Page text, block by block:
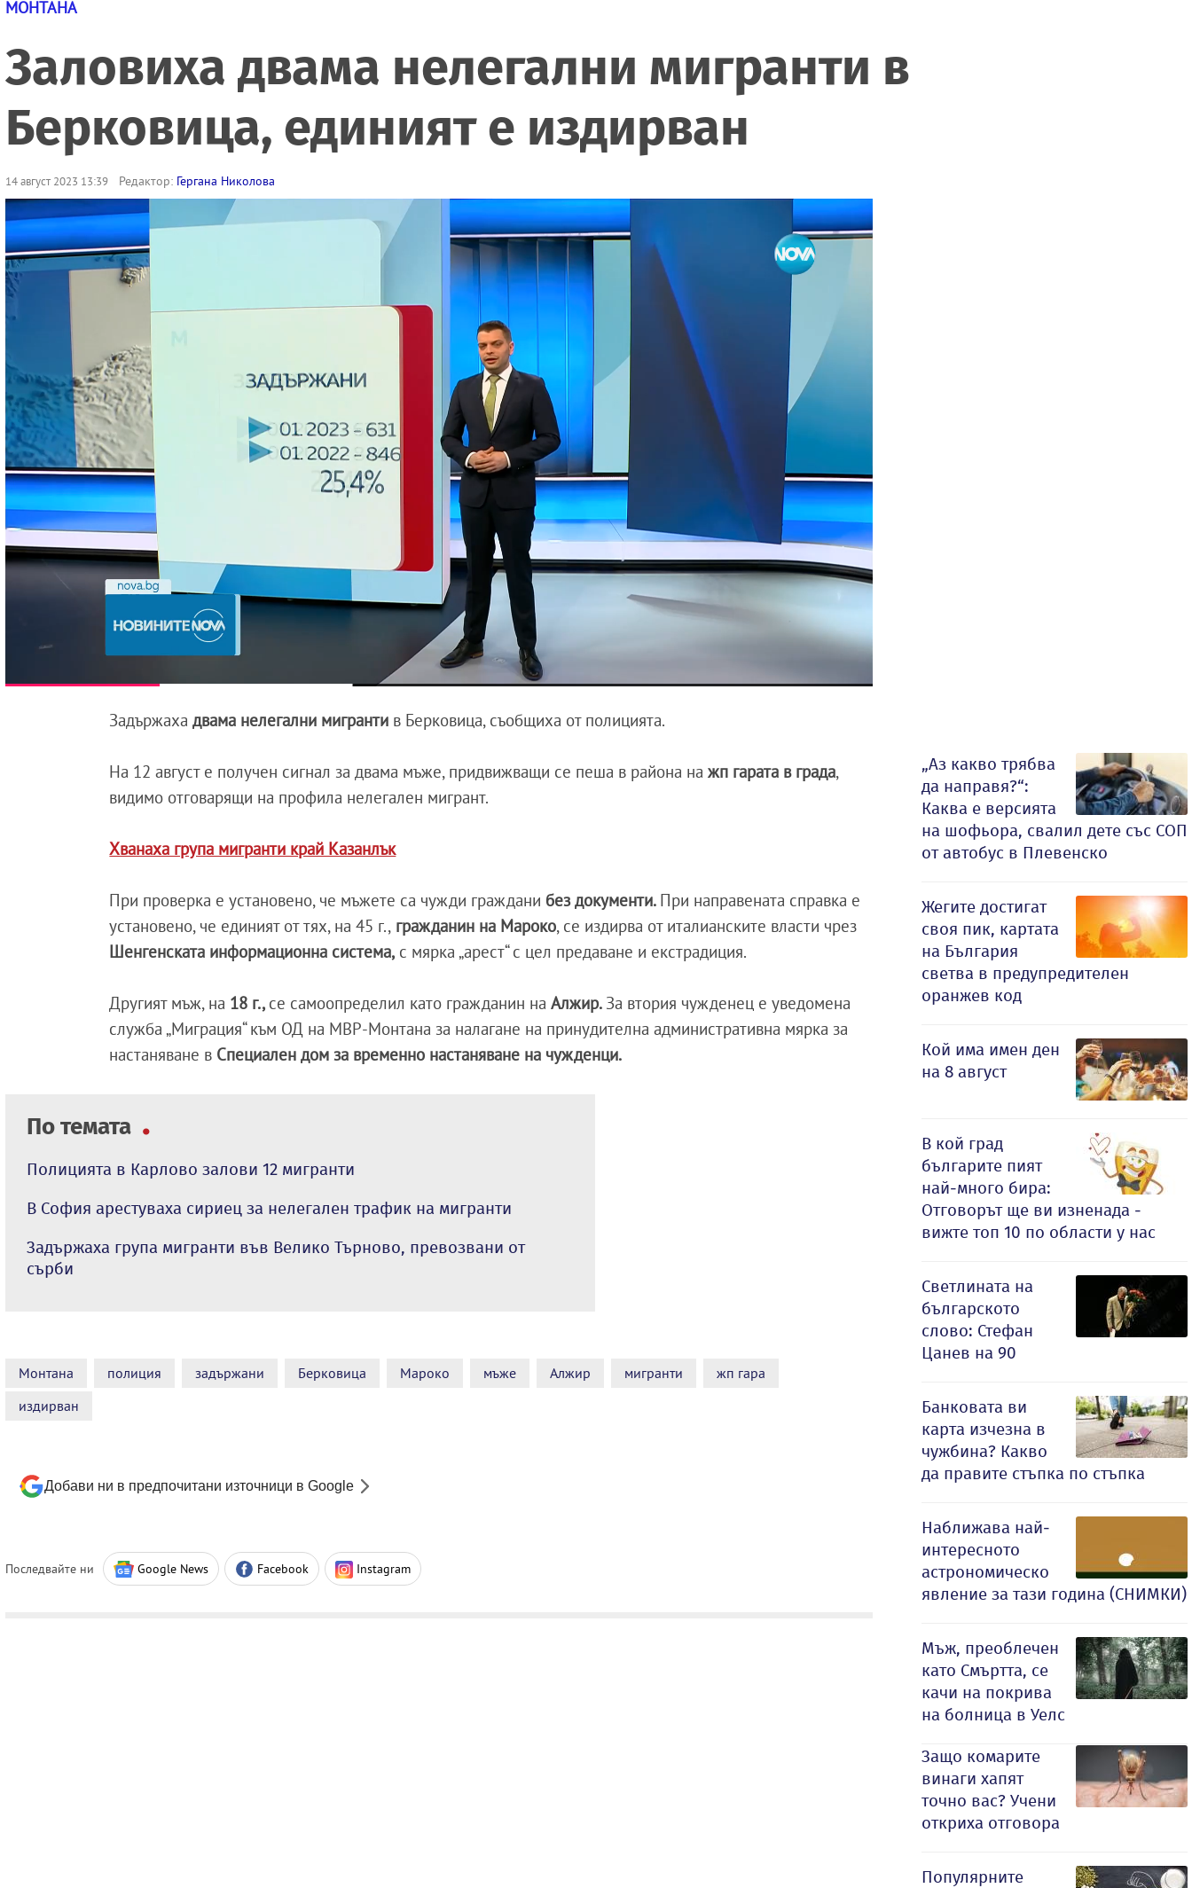
МОНТАНА
Заловиха двама нелегални мигранти в
Берковица, единият е издирван
14 август 2023 13:39 Редактор: Гергана Николова
Задържахадвама нелегални мигранти в Берковица, съобщиха от полицията.
На 12 август е получен сигнал за двама мъже, придвижващи се пеша в района на жп гарата в града,
видимо отговарящи на профила нелегален мигрант.
Хванаха група мигранти край Казанлък
При проверка е установено, че мъжете са чужди граждани без документи. При направената справка е
установено, че единият от тях, на 45 г., гражданин на Мароко, се издирва от италианските власти чрез
Шенгенската информационна система, с мярка „арест“ с цел предаване и екстрадиция.
Другият мъж, на 18 г., се самоопределил като гражданин наАлжир. За втория чужденец е уведомена
служба „Миграция“ към ОД на МВР-Монтана за налагане на принудителна административна мярка за
настаняване в Специален дом за временно настаняване на чужденци.
По темата
Полицията в Карлово залови 12 мигранти
В София арестуваха сириец за нелегален трафик на мигранти
Задържаха група мигранти във Велико Търново, превозвани от
сърби
Монтана полиция задържани Берковица Мароко мъже Алжир мигранти
жп гара
издирван
Добави ни в предпочитани източници в Google
Последвайте ни Google News Facebook Instagram
„Аз какво трябва
да направя?“:
Каква е версията
на шофьора, свалил дете със СОП
от автобус в Плевенско
Жегите достигат
своя пик, картата
на България
светва в предупредителен
оранжев код
Кой има имен ден
на 8 август
В кой град
българите пият
най-много бира:
Отговорът ще ви изненада -
вижте топ 10 по области у нас
Светлината на
българското
слово: Стефан
Цанев на 90
Банковата ви
карта изчезна в
чужбина? Какво
да правите стъпка по стъпка
Наближава най-
интересното
астрономическо
явление за тази година (СНИМКИ)
Мъж, преоблечен
като Смъртта, се
качи на покрива
на болница в Уелс
Защо комарите
винаги хапят
точно вас? Учени
откриха отговора
Популярните